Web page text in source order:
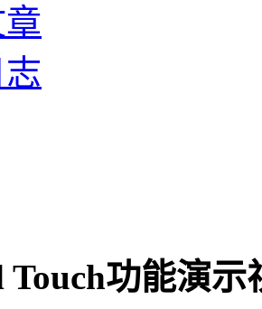
Touch功能演示